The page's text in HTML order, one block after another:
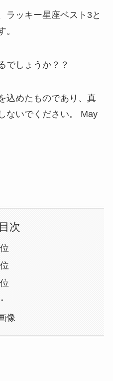
ラッキー星座ベスト3と
。
でしょうか？？
込めたものであり、真
ないでください。 May
目次
像